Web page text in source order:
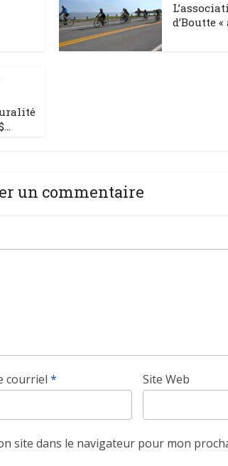
d’Boutte «
un commentaire
courriel * Site Web
site dans le navigateur pour mon